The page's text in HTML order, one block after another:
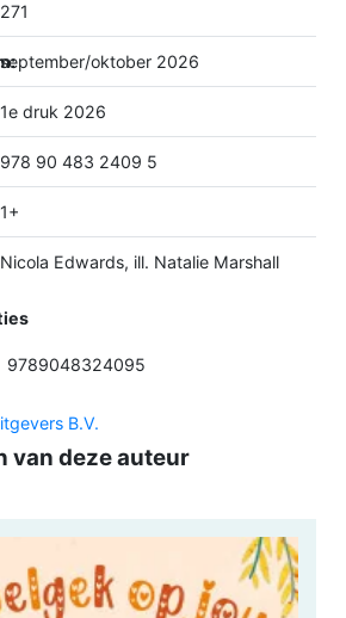
271
september/oktober 2026
1e druk 2026
978 90 483 2409 5
1+
Nicola Edwards, ill. Natalie Marshall
9789048324095
B.V.
van deze auteur